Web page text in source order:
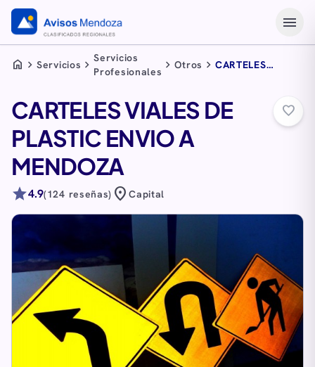
menu
home chevron_right Servicios chevron_rightServicios
Profesionales chevron_rightOtros chevron_right CARTELES
MENDOZA
CARTELES VIALES DE
PLASTIC ENVIO A
MENDOZA
star4.9(124 reseñas) location_onCapital
favorite_border